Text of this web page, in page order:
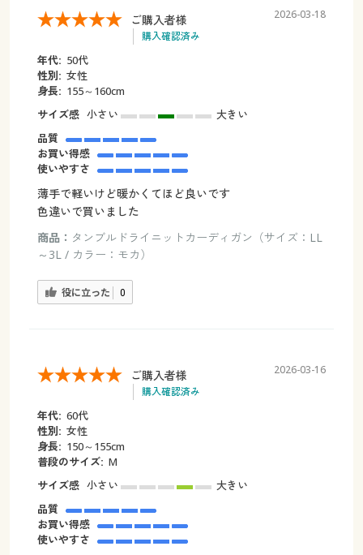
ご購入者様
購入確認済み
2026-03-18
年代: 50代
性別: 女性
身長: 155～160cm
サイズ感 小さい
大きい
品質
お買い得感
使いやすさ
薄手で軽いけど暖かくてほど良いです
色違いで買いました
商品： タンブルドライニットカーディガン（サイズ：LL
～3L / カラー：モカ）
役に立った 0
ご購入者様
購入確認済み
2026-03-16
年代: 60代
性別: 女性
身長: 150～155cm
普段のサイズ: M
サイズ感 小さい
大きい
品質
お買い得感
使いやすさ